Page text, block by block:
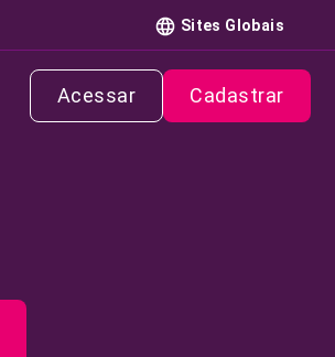
Sites Globais
Acessar Cadastrar